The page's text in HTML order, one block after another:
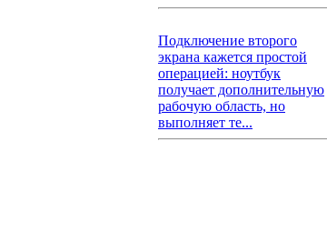
Подключение второго
экрана кажется простой
операцией: ноутбук
получает дополнительную
рабочую область, но
выполняет те...